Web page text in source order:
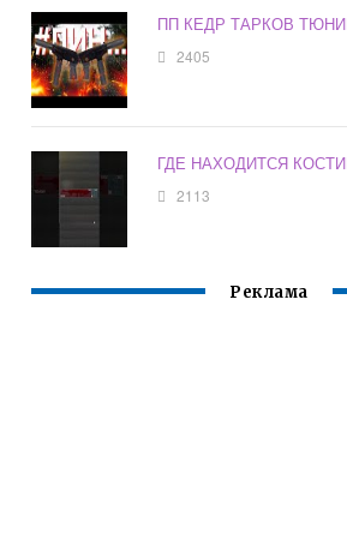
ПП КЕДР ТАРКОВ
2405
ГДЕ НАХОДИТСЯ
2113
Реклама